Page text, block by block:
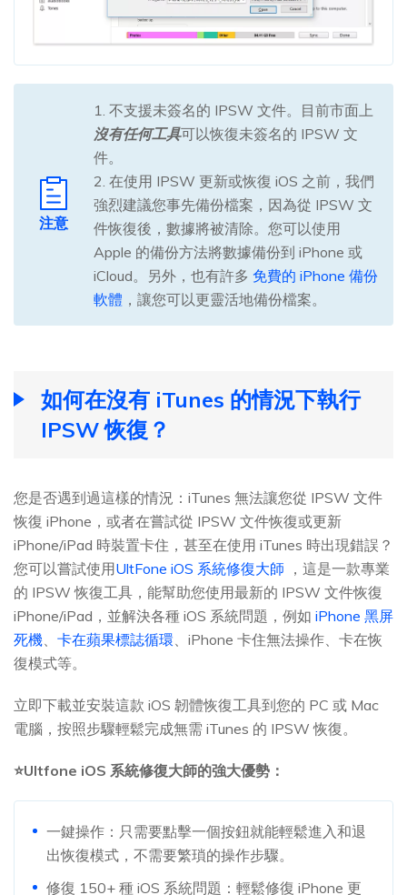
注意
1. 不支援未簽名的 IPSW 文件。目前市面上
沒有任何工具可以恢復未簽名的 IPSW 文
件。
2. 在使用 IPSW 更新或恢復 iOS 之前，我們
強烈建議您事先備份檔案，因為從 IPSW 文
件恢復後，數據將被清除。您可以使用
Apple 的備份方法將數據備份到 iPhone 或
iCloud。另外，也有許多 免費的 iPhone 備份
軟體 ，讓您可以更靈活地備份檔案。
如何在沒有 iTunes 的情況下執行
IPSW 恢復？
您是否遇到過這樣的情況：iTunes 無法讓您從 IPSW 文件
恢復 iPhone，或者在嘗試從 IPSW 文件恢復或更新
iPhone/iPad 時裝置卡住，甚至在使用 iTunes 時出現錯誤？
您可以嘗試使用UltFone iOS 系統修復大師 ，這是一款專業
的 IPSW 恢復工具，能幫助您使用最新的 IPSW 文件恢復
iPhone/iPad，並解決各種 iOS 系統問題，例如 iPhone 黑屏
死機
卡在蘋果標誌循環 、iPhone 卡住無法操作、卡在恢
復模式等。
立即下載並安裝這款 iOS 韌體恢復工具到您的 PC 或 Mac
電腦，按照步驟輕鬆完成無需 iTunes 的 IPSW 恢復。
⭐Ultfone iOS 系統修復大師的強大優勢：
一鍵操作：只需要點擊一個按鈕就能輕鬆進入和退
出恢復模式，不需要繁瑣的操作步驟。
修復 150+ 種 iOS 系統問題：輕鬆修復 iPhone 更